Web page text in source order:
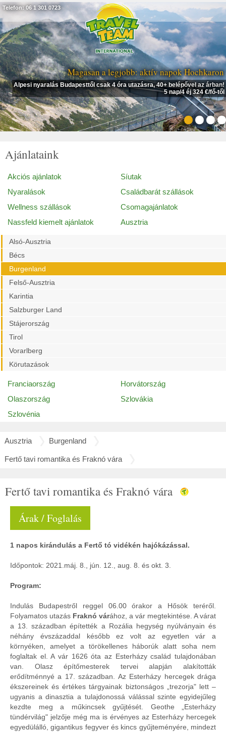
Magasan a legjobb: aktív napok Hochkaron
Alpesi nyaralás Budapesttől csak 4 óra utazásra, 40+ belépővel az árban!
5 nap/4 éj 324 €/fő-től
Telefon: 06 1 301 0723
Ajánlataink
Akciós ajánlatok
Síutak
Nyaralások
Családbarát szállások
Wellness szállások
Csomagajánlatok
Nassfeld kiemelt ajánlatok
Ausztria
Alsó-Ausztria
Bécs
Burgenland
Felső-Ausztria
Karintia
Salzburger Land
Stájerország
Tirol
Vorarlberg
Körutazások
Franciaország
Horvátország
Olaszország
Szlovákia
Szlovénia
Ausztria Burgenland
Fertő tavi romantika és Fraknó vára
Fertő tavi romantika és Fraknó vára
Árak / Foglalás
1 napos kirándulás a Fertő tó vidékén hajókázással.
Időpontok: 2021.máj. 8., jún. 12., aug. 8. és okt. 3.
Program:
Indulás Budapestről reggel 06.00 órakor a Hősök teréről.
Folyamatos utazás Fraknó várához, a vár megtekintése. A várat
a 13. században építették a Rozália hegység nyúlványain és
néhány évszázaddal később ez volt az egyetlen vár a
környéken, amelyet a törökellenes háborúk alatt soha nem
foglaltak el. A vár 1626 óta az Esterházy család tulajdonában
van. Olasz építőmesterek tervei alapján alakították
erődítménnyé a 17. században. Az Esterházy hercegek drága
ékszereinek és értékes tárgyainak biztonságos „trezorja" lett –
ugyanis a dinasztia a tulajdonossá válással szinte egyidejűleg
kezdte meg a műkincsek gyűjtését. Geothe „Esterházy
tündérvilág" jelzője még ma is érvényes az Esterházy hercegek
egyedülálló, gigantikus fegyver és kincs gyűjteményére, mindezt